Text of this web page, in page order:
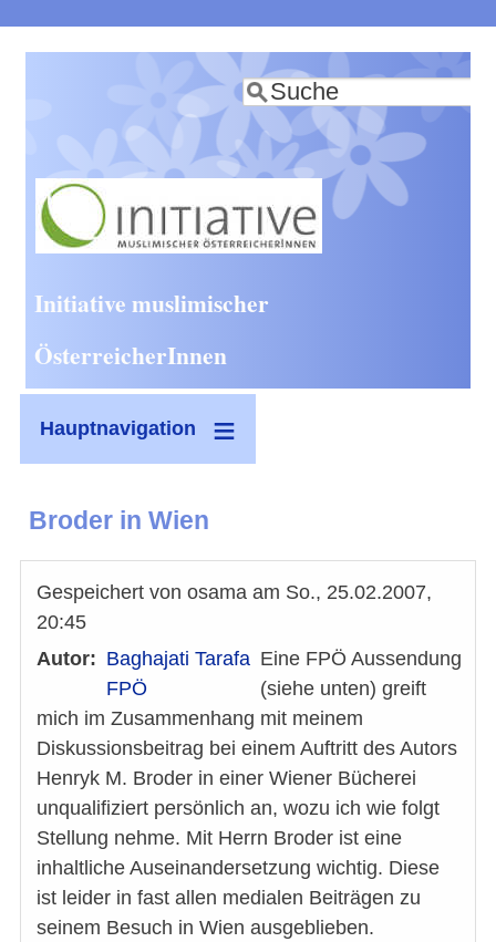
zum
Inhalt
Suche
Initiative muslimischer
ÖsterreicherInnen
Hauptnavigation
Broder in Wien
Gespeichert von osama am So., 25.02.2007,
20:45
Autor
Baghajati Tarafa
FPÖ
Eine FPÖ Aussendung
(siehe unten) greift
mich im Zusammenhang mit meinem
Diskussionsbeitrag bei einem Auftritt des Autors
Henryk M. Broder in einer Wiener Bücherei
unqualifiziert persönlich an, wozu ich wie folgt
Stellung nehme. Mit Herrn Broder ist eine
inhaltliche Auseinandersetzung wichtig. Diese
ist leider in fast allen medialen Beiträgen zu
seinem Besuch in Wien ausgeblieben.